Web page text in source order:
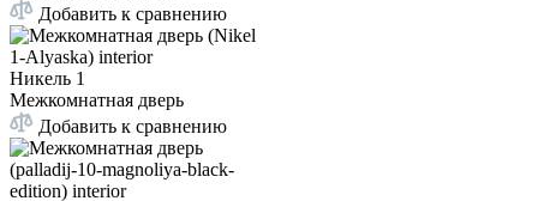
Добавить к сравнению
Никель 1
Межкомнатная дверь
Добавить к сравнению